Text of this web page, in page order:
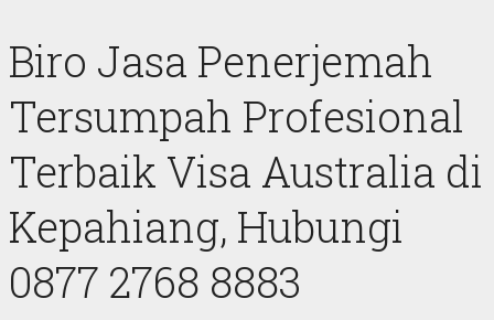
Biro Jasa Penerjemah
Tersumpah Profesional
Terbaik Visa Australia di
Kepahiang, Hubungi
0877 2768 8883